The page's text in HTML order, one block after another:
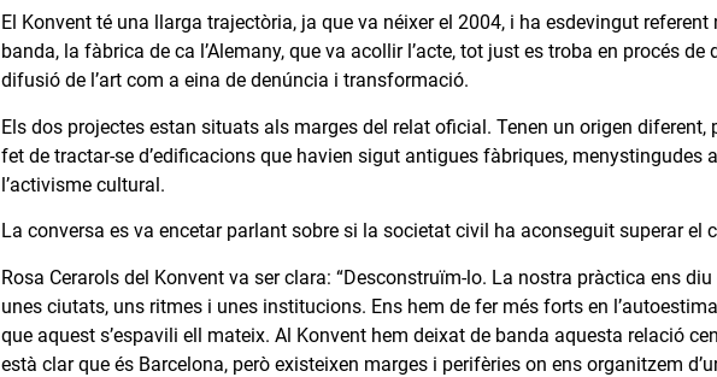
El Konvent té una llarga trajectòria, ja que va néixer el 2004, i ha esdevingut
banda, la fàbrica de ca l’Alemany, que va acollir l’acte, tot just es troba en procés
difusió de l’art com a eina de denúncia i transformació.
Els dos projectes estan situats als marges del relat oficial. Tenen un origen
fet de tractar-se d’edificacions que havien sigut antigues fàbriques, menystingudes
l’activisme cultural.
La conversa es va encetar parlant sobre si la societat civil ha aconseguit superar el
Rosa Cerarols del Konvent va ser clara: “Desconstruïm-lo. La nostra pràctica ens
unes ciutats, uns ritmes i unes institucions. Ens hem de fer més forts en
que aquest s’espavili ell mateix. Al Konvent hem deixat de banda aquesta relació
està clar que és Barcelona, però existeixen marges i perifèries on ens organitzem